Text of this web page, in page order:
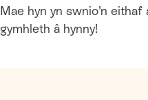
Mae hyn yn swnio’n
gymhleth â hynny!